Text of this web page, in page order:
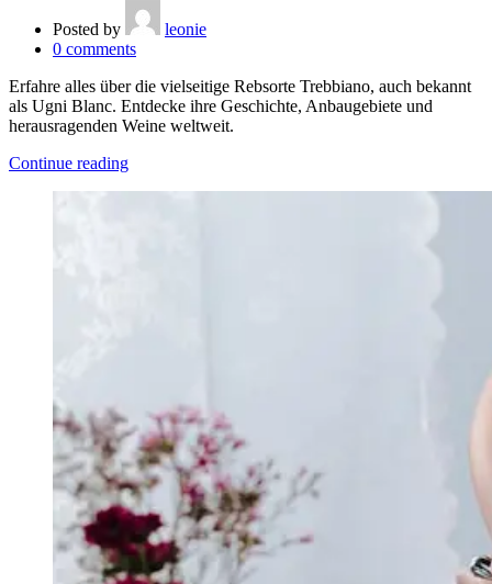
Posted by
leonie
0 comments
Erfahre alles über die vielseitige Rebsorte Trebbiano, auch bekannt
als Ugni Blanc. Entdecke ihre Geschichte, Anbaugebiete und
herausragenden Weine weltweit.
Continue reading